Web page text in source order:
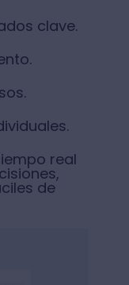
clave.
real
de